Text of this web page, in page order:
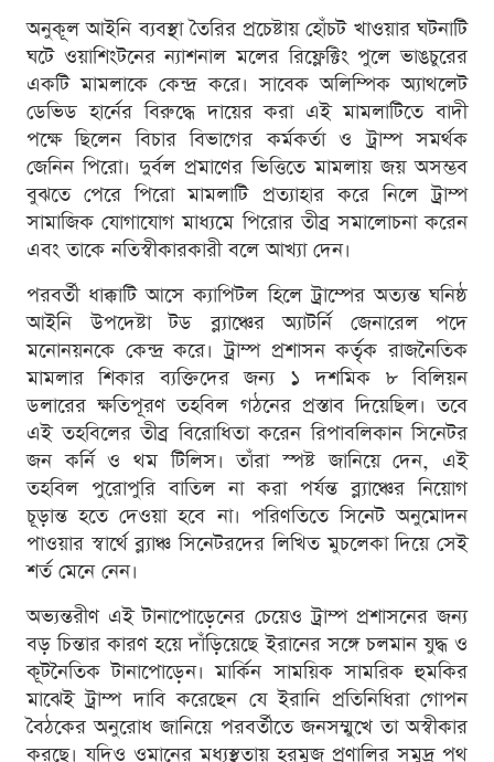
অনুকূল আইনি ব্যবস্থা তৈরির প্রচেষ্টায় হোঁচট খাওয়ার ঘটনাটি
ঘটে ওয়াশিংটনের ন্যাশনাল মলের রিফ্লেক্টিং পুলে ভাঙচুরের
একটি মামলাকে কেন্দ্র করে। সাবেক অলিম্পিক অ্যাথলেট
ডেভিড হার্নের বিরুদ্ধে দায়ের করা এই মামলাটিতে বাদী
পক্ষে ছিলেন বিচার বিভাগের কর্মকর্তা ও ট্রাম্প সমর্থক
জেনিন পিরো। দুর্বল প্রমাণের ভিত্তিতে মামলায় জয় অসম্ভব
বুঝতে পেরে পিরো মামলাটি প্রত্যাহার করে নিলে ট্রাম্প
সামাজিক যোগাযোগ মাধ্যমে পিরোর তীব্র সমালোচনা করেন
এবং তাকে নতিস্বীকারকারী বলে আখ্যা দেন।
পরবর্তী ধাক্কাটি আসে ক্যাপিটল হিলে ট্রাম্পের অত্যন্ত ঘনিষ্ঠ
আইনি উপদেষ্টা টড ব্ল্যাঞ্চের অ্যাটর্নি জেনারেল পদে
মনোনয়নকে কেন্দ্র করে। ট্রাম্প প্রশাসন কর্তৃক রাজনৈতিক
মামলার শিকার ব্যক্তিদের জন্য ১ দশমিক ৮ বিলিয়ন
ডলারের ক্ষতিপূরণ তহবিল গঠনের প্রস্তাব দিয়েছিল। তবে
এই তহবিলের তীব্র বিরোধিতা করেন রিপাবলিকান সিনেটর
জন কর্নি ও থম টিলিস। তাঁরা স্পষ্ট জানিয়ে দেন, এই
তহবিল পুরোপুরি বাতিল না করা পর্যন্ত ব্ল্যাঞ্চের নিয়োগ
চূড়ান্ত হতে দেওয়া হবে না। পরিণতিতে সিনেট অনুমোদন
পাওয়ার স্বার্থে ব্ল্যাঞ্চ সিনেটরদের লিখিত মুচলেকা দিয়ে সেই
শর্ত মেনে নেন।
অভ্যন্তরীণ এই টানাপোড়েনের চেয়েও ট্রাম্প প্রশাসনের জন্য
বড় চিন্তার কারণ হয়ে দাঁড়িয়েছে ইরানের সঙ্গে চলমান যুদ্ধ ও
কূটনৈতিক টানাপোড়েন। মার্কিন সাময়িক সামরিক হুমকির
মাঝেই ট্রাম্প দাবি করেছেন যে ইরানি প্রতিনিধিরা গোপন
বৈঠকের অনুরোধ জানিয়ে পরবর্তীতে জনসম্মুখে তা অস্বীকার
করছে। যদিও ওমানের মধ্যস্থতায় হরমুজ প্রণালির সমুদ্র পথ